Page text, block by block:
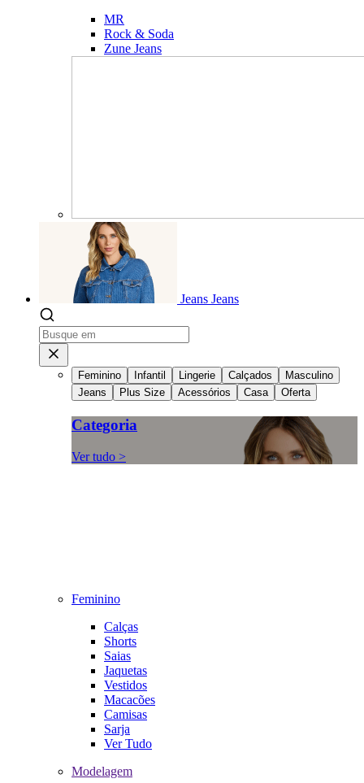
MR
Rock & Soda
Zune Jeans
Jeans Jeans
Feminino Infantil Lingerie Calçados
Masculino
Jeans
Plus Size Acessórios Casa Oferta
Categoria
Ver tudo >
Feminino
Calças
Shorts
Saias
Jaquetas
Vestidos
Macacões
Camisas
Sarja
Ver Tudo
Modelagem